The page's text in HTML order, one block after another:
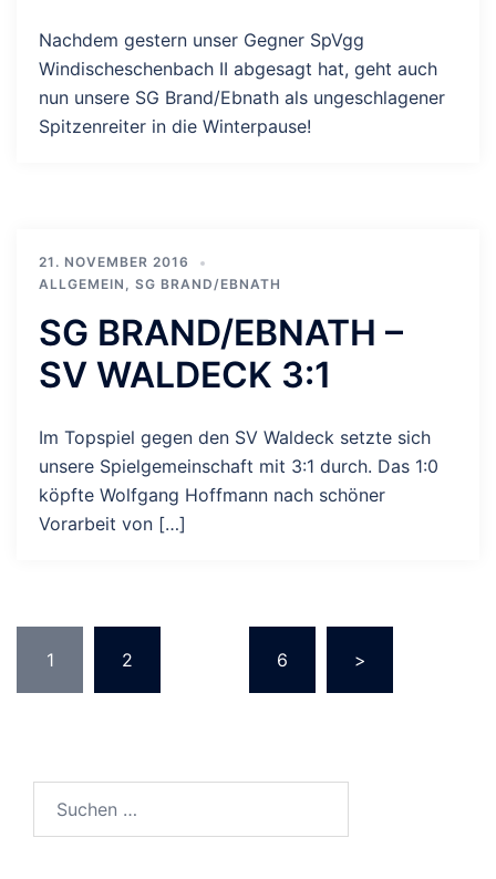
Nachdem gestern unser Gegner SpVgg
Windischeschenbach II abgesagt hat, geht auch
nun unsere SG Brand/Ebnath als ungeschlagener
Spitzenreiter in die Winterpause!
21. NOVEMBER 2016
ALLGEMEIN , SG BRAND/EBNATH
SG BRAND/EBNATH –
SV WALDECK 3:1
Im Topspiel gegen den SV Waldeck setzte sich
unsere Spielgemeinschaft mit 3:1 durch. Das 1:0
köpfte Wolfgang Hoffmann nach schöner
Vorarbeit von […]
DER
BEITRÄGE
1 2 6 >